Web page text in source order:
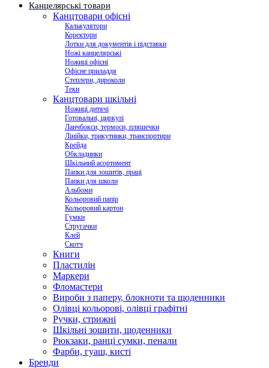
Канцелярські товари
Канцтовари офісні
Калькулятори
Коректори
Лотки для документів і підставки
Ножі канцелярські
Ножиці офісні
Офісне приладдя
Степлери, дироколи
Теки
Канцтовари шкільні
Ножиці дитячі
Готовальні, циркулі
Ланчбокси, термоси, пляшечки
Лінійки, трикутники, транспортири
Крейда
Обкладинки
Шкільний асортимент
Папки для зошитів, праці
Папки для школи
Альбоми
Кольоровий папір
Кольоровий картон
Гумки
Стругачки
Клей
Скотч
Книги
Пластилін
Маркери
Фломастери
Вироби з паперу, блокноти та щоденники
Олівці кольорові, олівці графітні
Ручки, стрижні
Шкільні зошити, щоденники
Рюкзаки, ранці сумки, пенали
Фарби, гуаш, кисті
Бренди